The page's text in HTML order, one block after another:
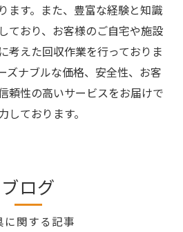
ます。また、豊富な経験と知識
ており、お客様のご自宅や施設
考えた回収作業を行っておりま
ズナブルな価格、安全性、お客
頼性の高いサービスをお届けで
ております。
ブログ
に関する記事